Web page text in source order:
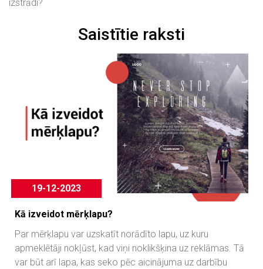
izstrādi?
Saistītie raksti
19-12-2023
Kā izveidot mērķlapu?
Par mērķlapu var uzskatīt norādīto lapu, uz kuru
apmeklētāji nokļūst, kad viņi noklikšķina uz reklāmas. Tā
var būt arī lapa, kas seko pēc aicinājuma uz darbību